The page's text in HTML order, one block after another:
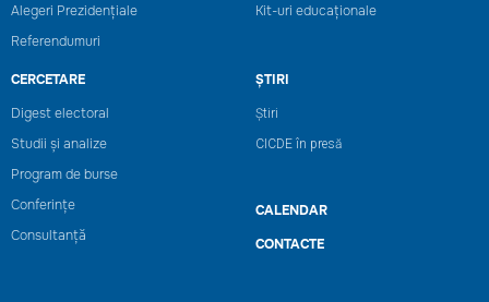
Alegeri Prezidențiale
Referendumuri
Kit-uri educaționale
CERCETARE
Digest electoral
Studii și analize
Program de burse
Conferințe
Consultanță
ȘTIRI
Știri
CICDE în presă
CALENDAR
CONTACTE